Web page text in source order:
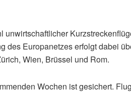
des Europanetzes erfolgt dabei
Wien, Brüssel und Rom.
Wochen ist gesichert.